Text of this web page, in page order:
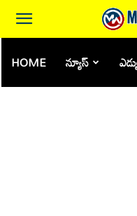
HOME న్యూస్